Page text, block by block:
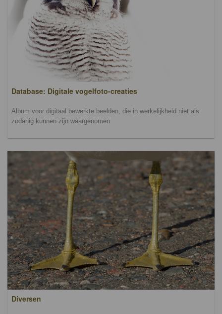
Database: Digitale vogelfoto-creaties
Album voor digitaal bewerkte beelden, die in werkelijkheid niet als
zodanig kunnen zijn waargenomen
Diversen